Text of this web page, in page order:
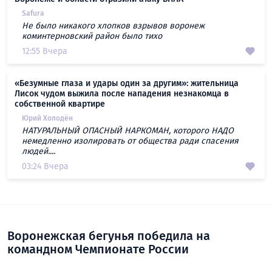
Safura
Не было никакого хлопков взрывов воронеж
коминтерновский район было тихо
12:55 Вчера
«Безумные глаза и удары один за другим»: жительница
Лисок чудом выжила после нападения незнакомца в
собственной квартире
Юрий Холодён
НАТУРАЛЬНЫЙ ОПАСНЫЙ НАРКОМАН, которого НАДО
немедленно изолировать от общества ради спасения
людей....
03:24 Вчера
Воронежская бегунья победила на
командном Чемпионате России